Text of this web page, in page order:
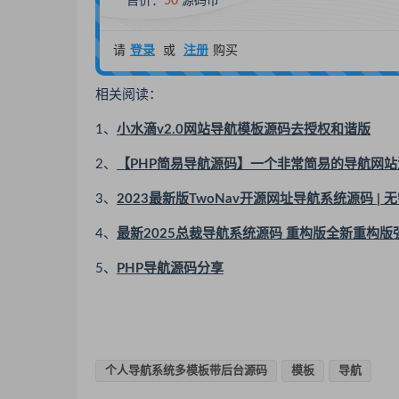
请 登录 或 注册 购买
相关阅读：
1、 小水滴v2.0网站导航模板源码去授权和谐版
2、 【PHP简易导航源码】一个非常简易的导航网
3、 2023最新版TwoNav开源网址导航系统源码 |
4、 最新2025总裁导航系统源码 重构版全新重构版
5、 PHP导航源码分享
个人导航系统多模板带后台源码 模板 导航